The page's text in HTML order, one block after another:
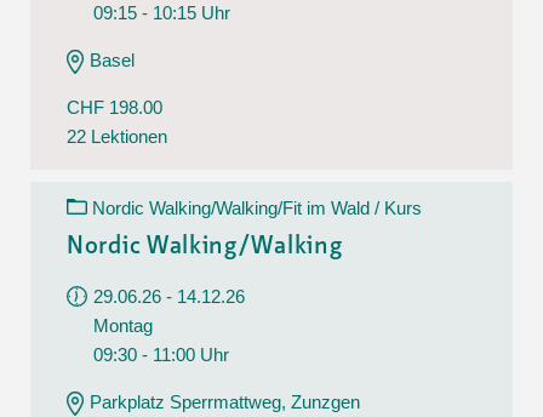
09:15 - 10:15 Uhr
Basel
CHF 198.00
22 Lektionen
Nordic Walking/Walking/Fit im Wald / Kurs
Nordic Walking/Walking
29.06.26 - 14.12.26
Montag
09:30 - 11:00 Uhr
Parkplatz Sperrmattweg, Zunzgen